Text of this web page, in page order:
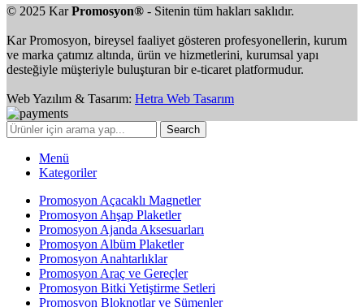
© 2025 KarPromosyon® - Sitenin tüm hakları saklıdır.
Kar Promosyon, bireysel faaliyet gösteren profesyonellerin, kurum
ve marka çatımız altında, ürün ve hizmetlerini, kurumsal yapı
desteğiyle müşteriyle buluşturan bir e-ticaret platformudur.
Web Yazılım & Tasarım: Hetra Web Tasarım
Search
Menü
Kategoriler
Promosyon Açacaklı Magnetler
Promosyon Ahşap Plaketler
Promosyon Ajanda Aksesuarları
Promosyon Albüm Plaketler
Promosyon Anahtarlıklar
Promosyon Araç ve Gereçler
Promosyon Bitki Yetiştirme Setleri
Promosyon Bloknotlar ve Sümenler